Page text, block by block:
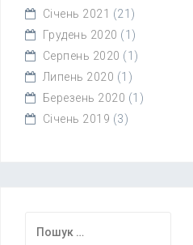
Січень 2021 (21)
Грудень 2020 (1)
Серпень 2020 (1)
Липень 2020 (1)
Березень 2020 (1)
Січень 2019 (3)